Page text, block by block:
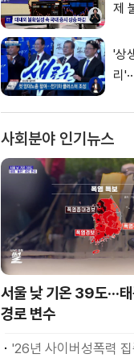
제
소
'상
리
사회분야 인기뉴스
서울 낮 기온 39도···
경로 변수